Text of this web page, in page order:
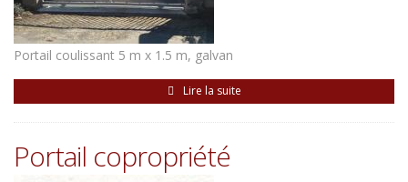
Portail coulissant 5 m x 1.5 m, galvan
Lire la suite
Portail copropriété